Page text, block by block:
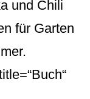
und Chili
für Garten